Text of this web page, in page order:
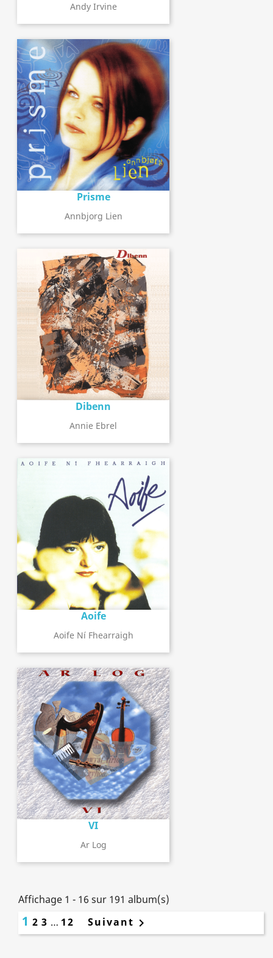
Andy Irvine
Prisme
Annbjorg Lien
Dibenn
Annie Ebrel
Aoife
Aoife Ní Fhearraigh
VI
Ar Log
Affichage 1 - 16 sur 191 album(s)
1 2 3 … 12 Suivant 